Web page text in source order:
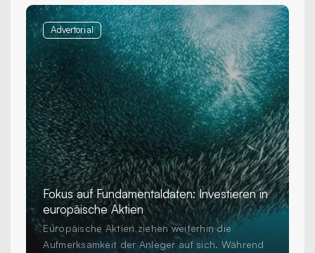
Advertorial
Fokus auf Fundamentaldaten: Investieren in
europäische Aktien
Europäische Aktien ziehen weiterhin die
Aufmerksamkeit der Anleger auf sich. Während